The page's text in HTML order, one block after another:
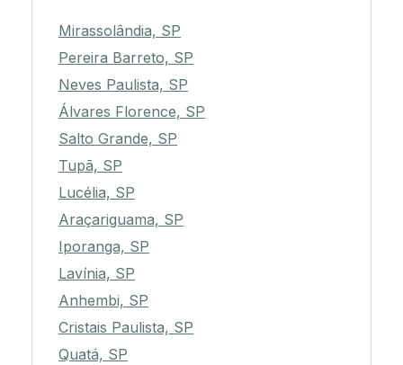
Mirassolândia, SP
Pereira Barreto, SP
Neves Paulista, SP
Álvares Florence, SP
Salto Grande, SP
Tupã, SP
Lucélia, SP
Araçariguama, SP
Iporanga, SP
Lavínia, SP
Anhembi, SP
Cristais Paulista, SP
Quatá, SP